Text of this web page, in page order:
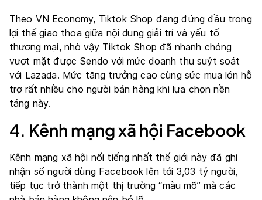
Theo VN Economy, Tiktok Shop đang đứng đầu trong
lợi thế giao thoa giữa nội dung giải trí và yếu tố
thương mại, nhờ vậy Tiktok Shop đã nhanh chóng
vượt mặt được Sendo với mức doanh thu suýt soát
với Lazada. Mức tăng trưởng cao cùng sức mua lớn hỗ
trợ rất nhiều cho người bán hàng khi lựa chọn nền
tảng này.
4. Kênh mạng xã hội Facebook
Kênh mạng xã hội nổi tiếng nhất thế giới này đã ghi
nhận số người dùng Facebook lên tới 3,03 tỷ người,
tiếp tục trở thành một thị trường “màu mỡ” mà các